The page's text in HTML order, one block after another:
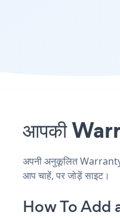
आपकी
अपनी अनुकूलित
आप चाहें, पर जोड़ें साइट।
How To Add